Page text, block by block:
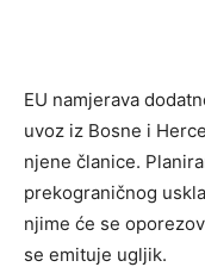
EU namjerava
uvoz iz Bosne i
njene članice.
prekograničnog
njime će se
se emituje ugljik.